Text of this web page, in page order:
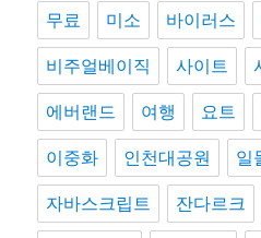
무료 미소 바이러스
비주얼베이직 사이트
에버랜드 여행 요트
이중화 인천대공원 일
자바스크립트 잔다르크